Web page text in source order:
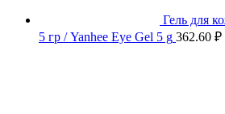
Гель для
5 гр / Yanhee Eye Gel 5 g 362.60 ₽